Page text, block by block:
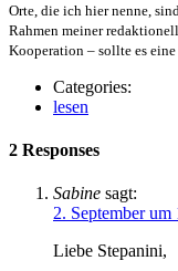
Orte, die ich hier nenne,
Rahmen meiner
Kooperation – sollte es
Categories:
lesen
2 Responses
Sabine sagt:
2. September
Liebe Stepanini,